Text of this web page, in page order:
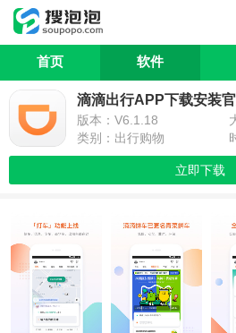
首页 软件
滴滴出行APP下载安装
版本：V6.1.18
类别：出行购物
立即下载